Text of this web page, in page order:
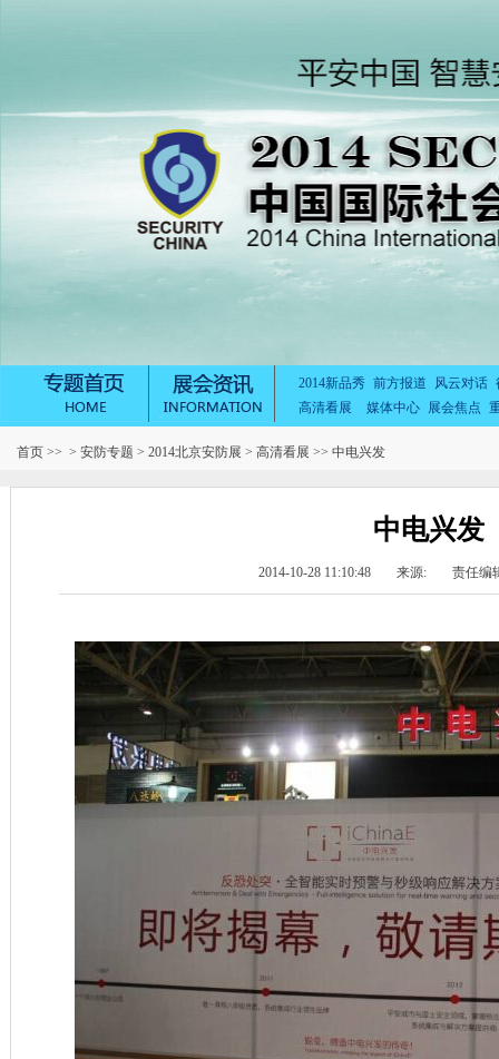
2014新品秀 前方报道 风云对话
高清看展
媒体中心 展会焦点
首页 >> > 安防专题 > 2014北京安防展 > 高清看展 >> 中电兴发
中电兴发
2014-10-28 11:10:48 来源: 责任编